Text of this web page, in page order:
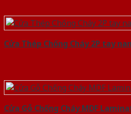
Cửa Thép Chống Cháy 2P tay
Cửa Gỗ Chống Cháy MDF